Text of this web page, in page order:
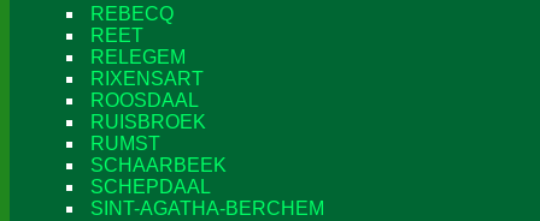
REBECQ
REET
RELEGEM
RIXENSART
ROOSDAAL
RUISBROEK
RUMST
SCHAARBEEK
SCHEPDAAL
SINT-AGATHA-BERCHEM